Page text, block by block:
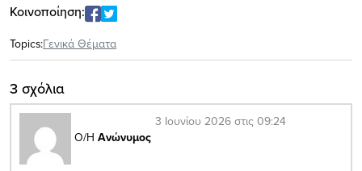
Κοινοποίηση:
Topics:Γενικά Θέματα
3 σχόλια
Ο/Η Ανώνυμος
3 Ιουνίου 2026 στις 09:24